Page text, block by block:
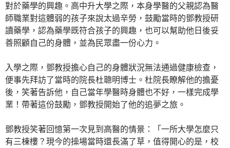
對於藥學的興趣。高中升大學之際，本身學醫的父親認為醫
師職業對這體弱的孩子來說太過辛勞，鼓勵當時的鄧教授研
讀藥學，認為藥學既符合孩子的興趣，也可以幫助他日後妥
善照顧自己的身體，並為民眾盡一份心力。
入學之際，鄧教授擔心自己的身體狀況無法通過健康檢查，
便事先拜訪了當時的院長杜聰明博士。杜院長瞭解他的擔憂
後，笑著告訴他，自己當年學醫時身體也不好，一樣完成學
業！帶著這份鼓勵，鄧教授開始了他的追夢之旅。
鄧教授笑著回憶第一次見到高醫的情景：「一所大學怎麼只
有三棟樓？現今的操場當時還長滿了草，值得開心的是，校